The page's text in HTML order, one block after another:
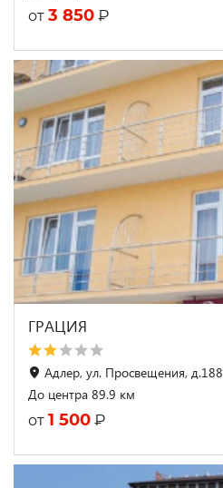
от 3 850 ₽
ГРАЦИЯ
Адлер, ул. Просвещения, д.188
До центра 89.9 км
от 1 500 ₽